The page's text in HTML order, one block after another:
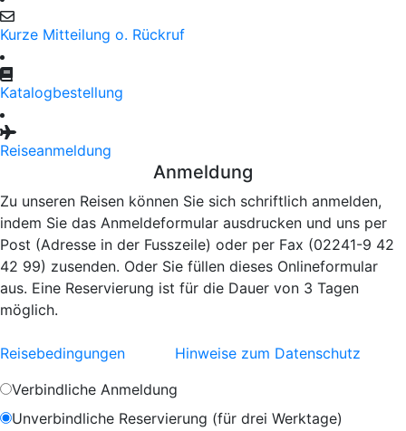
Kurze Mitteilung o. Rückruf
Katalogbestellung
Reiseanmeldung
Anmeldung
Zu unseren Reisen können Sie sich schriftlich anmelden,
indem Sie das Anmeldeformular ausdrucken und uns per
Post (Adresse in der Fusszeile) oder per Fax (02241-9 42
42 99) zusenden. Oder Sie füllen dieses Onlineformular
aus. Eine Reservierung ist für die Dauer von 3 Tagen
möglich.
Reisebedingungen
Hinweise zum Datenschutz
Verbindliche Anmeldung
Unverbindliche Reservierung (für drei Werktage)